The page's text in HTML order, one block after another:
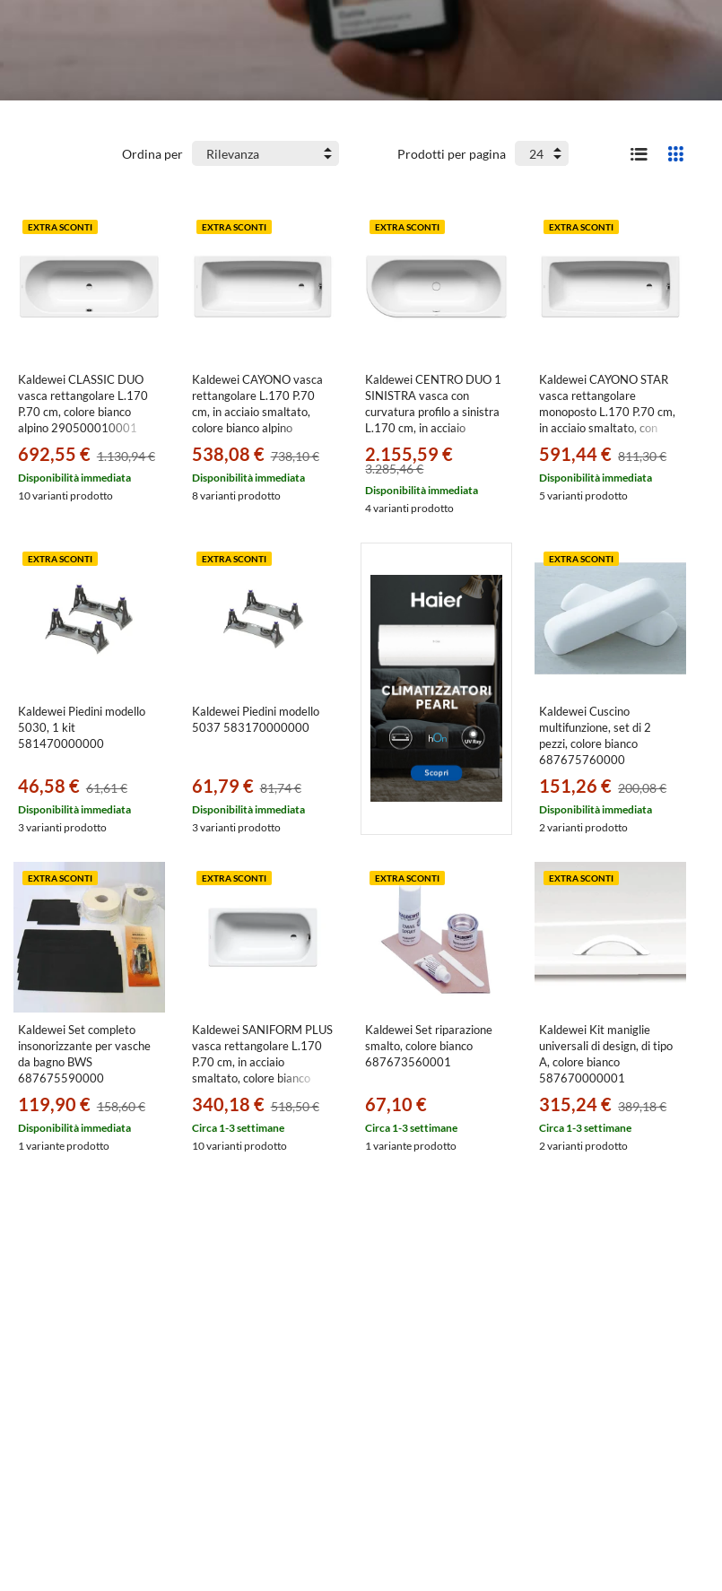
Ordina per Prodotti per pagina
EXTRA SCONTI
Kaldewei CLASSIC DUO
vasca rettangolare L.170
P.70 cm, colore bianco
alpino 290500010001
692,55 € 1.130,94 €
Disponibilità immediata
10 varianti prodotto
EXTRA SCONTI
Kaldewei CAYONO vasca
rettangolare L.170 P.70
cm, in acciaio smaltato,
colore bianco alpino
538,08 € 738,10 €
Disponibilità immediata
8 varianti prodotto
EXTRA SCONTI
Kaldewei CENTRO DUO 1
SINISTRA vasca con
curvatura profilo a sinistra
L.170 cm, in acciaio
alpino 282900010001
2.155,59 €
3.285,46 €
Disponibilità immediata
4 varianti prodotto
EXTRA SCONTI
Kaldewei CAYONO STAR
vasca rettangolare
monoposto L.170 P.70 cm,
in acciaio smaltato, con
montaggio maniglie, colore
bianco alpino
275500010001
591,44 € 811,30 €
Disponibilità immediata
5 varianti prodotto
EXTRA SCONTI
Kaldewei Piedini modello
5030, 1 kit
581470000000
46,58 € 61,61 €
Disponibilità immediata
3 varianti prodotto
EXTRA SCONTI
Kaldewei Piedini modello
5037 583170000000
61,79 € 81,74 €
Disponibilità immediata
3 varianti prodotto
EXTRA SCONTI
Kaldewei Cuscino
multifunzione, set di 2
pezzi, colore bianco
687675760000
151,26 € 200,08 €
Disponibilità immediata
2 varianti prodotto
EXTRA SCONTI
Kaldewei Set completo
insonorizzante per vasche
da bagno BWS
687675590000
119,90 € 158,60 €
Disponibilità immediata
1 variante prodotto
EXTRA SCONTI
Kaldewei SANIFORM PLUS
vasca rettangolare L.170
P.70 cm, in acciaio
smaltato, colore bianco
alpino 111800010001
340,18 € 518,50 €
Circa 1-3 settimane
10 varianti prodotto
EXTRA SCONTI
Kaldewei Set riparazione
smalto, colore bianco
687673560001
67,10 €
Circa 1-3 settimane
1 variante prodotto
EXTRA SCONTI
Kaldewei Kit maniglie
universali di design, di tipo
A, colore bianco
587670000001
315,24 € 389,18 €
Circa 1-3 settimane
2 varianti prodotto